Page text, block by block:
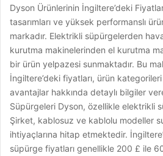
Dyson Ürünlerinin İngiltere’deki
tasarımları ve yüksek performanslı
markadır. Elektrikli süpürgelerden
kurutma makinelerinden el kurutma
bir ürün yelpazesi sunmaktadır. Bu
İngiltere’deki fiyatları, ürün
avantajlar hakkında detaylı bilgiler
Süpürgeleri Dyson, özellikle elektrikli
Şirket, kablosuz ve kablolu modeller
ihtiyaçlarına hitap etmektedir.
süpürge fiyatları genellikle 200 £ ile